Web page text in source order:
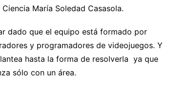
María Soledad Casasola.
dado que el equipo está formado por
y programadores de videojuegos. Y
hasta la forma de resolverla ya que
sólo con un área.